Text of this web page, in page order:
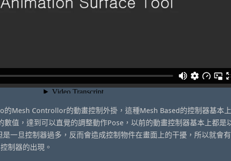
的Mesh Controllor的動畫控制外掛，這種Mesh Based的控制器基本
值，達到可以直覺的調整動作Pose，以前的動畫控制器基本上都是
一旦控制器過多，反而會造成控制物件在畫面上的干擾，所以就會
制器的出現。